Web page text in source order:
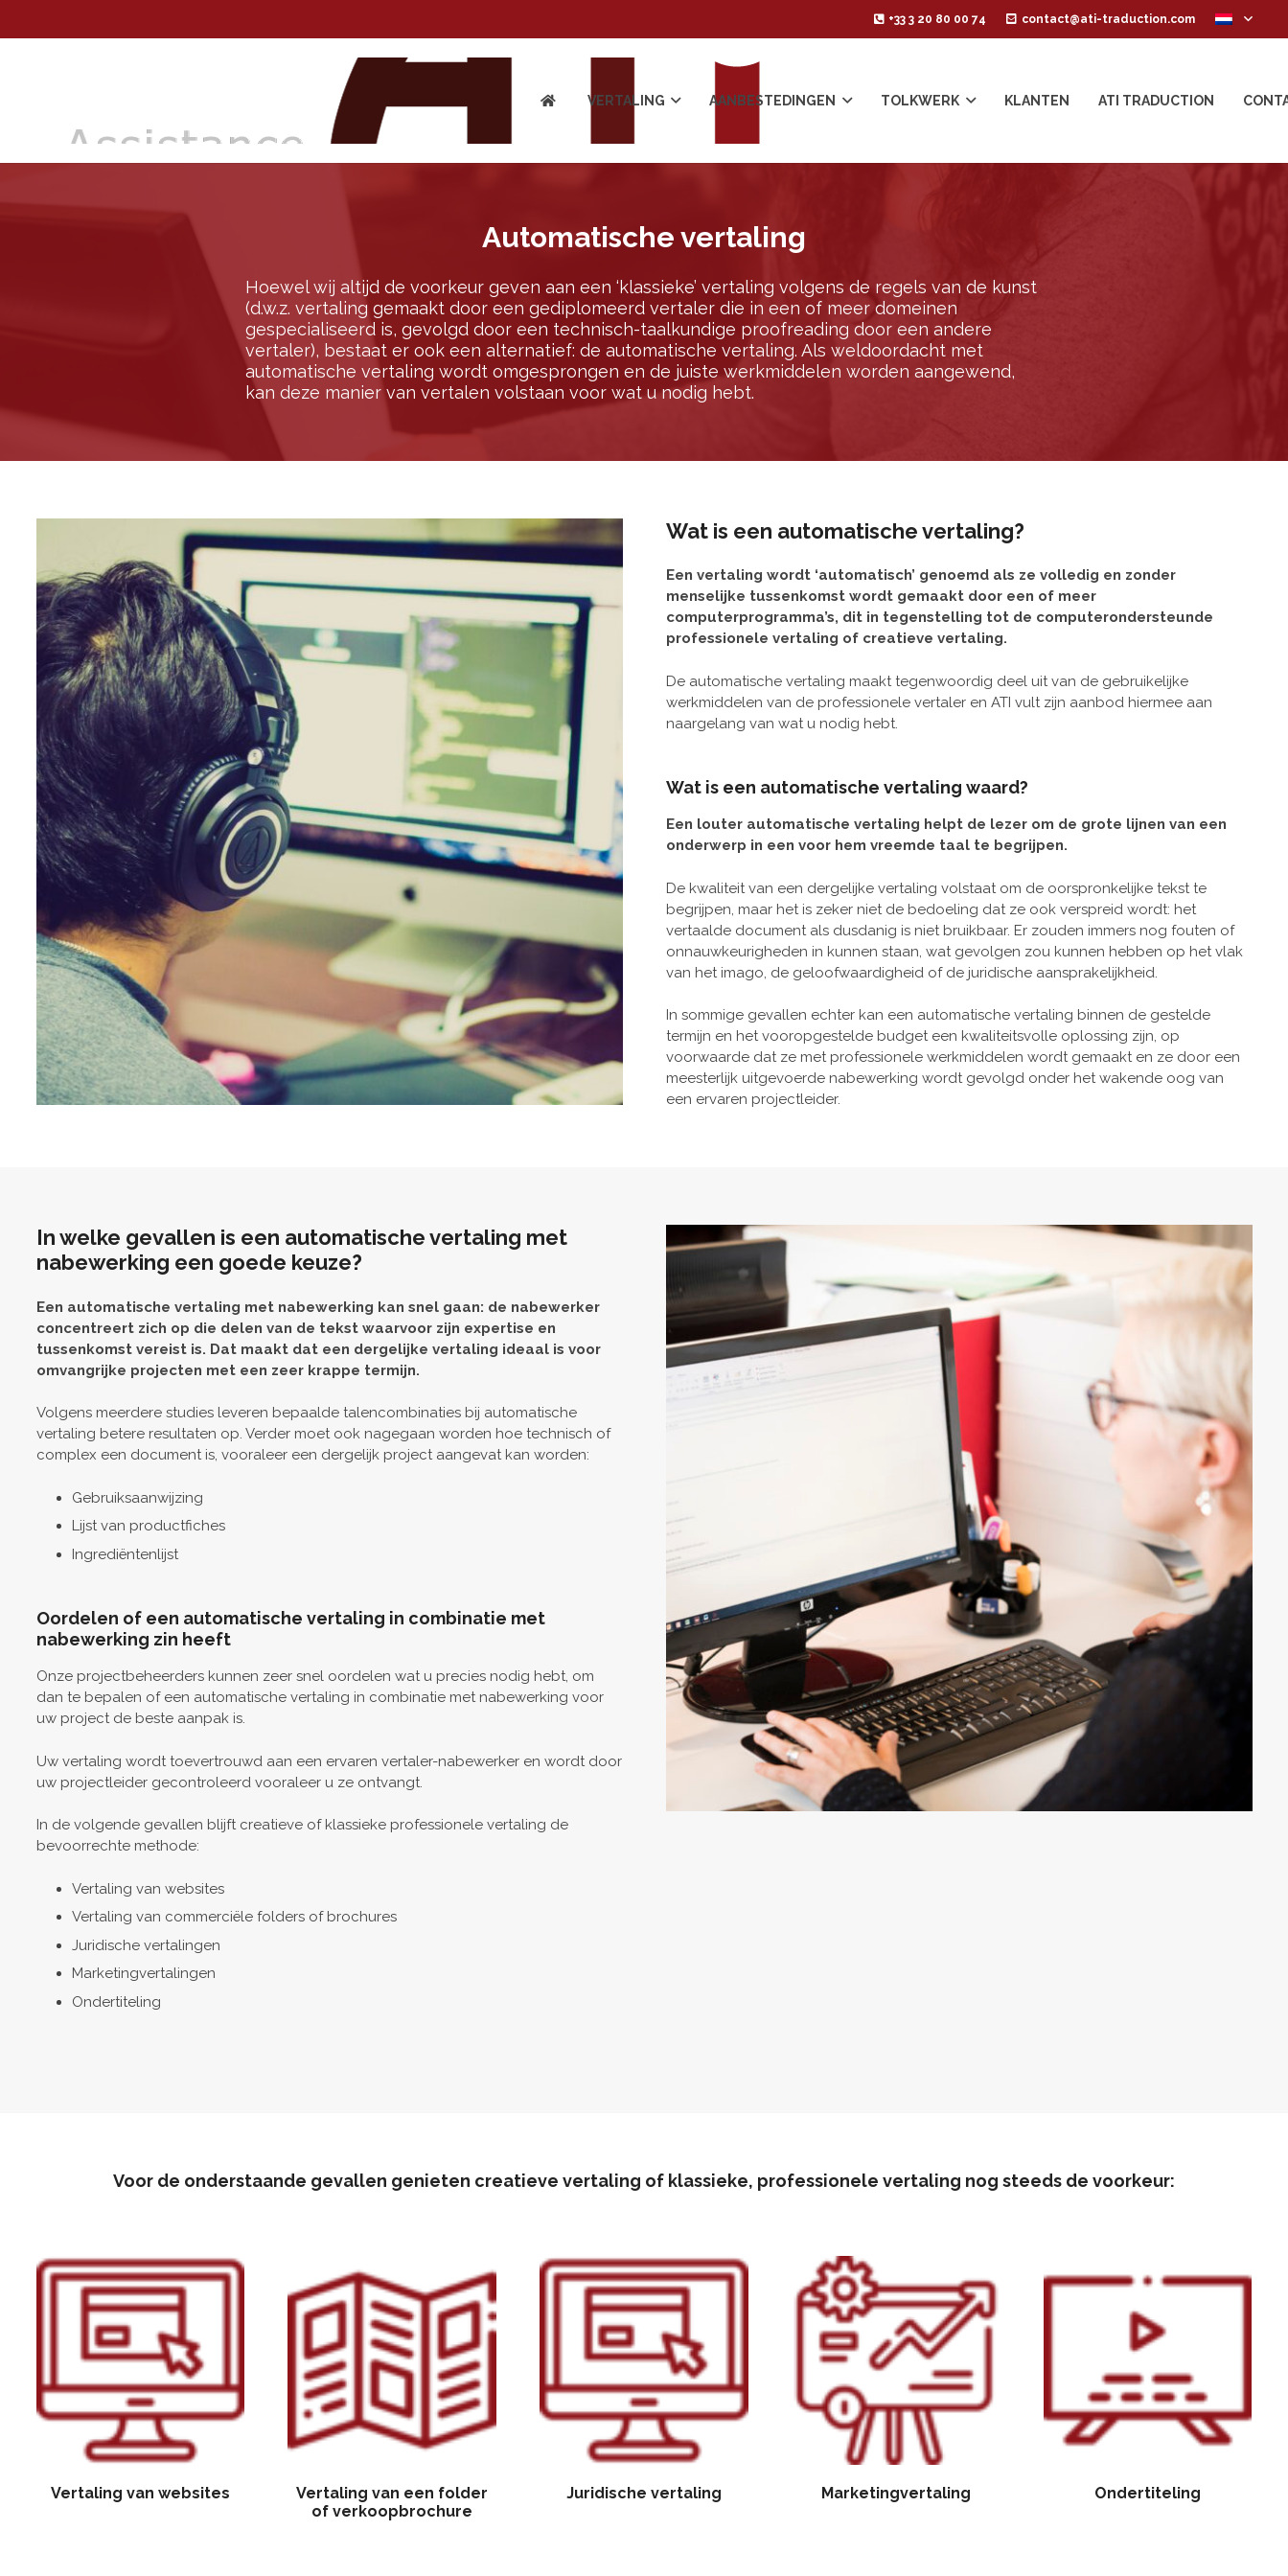
+33 3 20 80 00 74 contact@ati-traduction.com
VERTALING AANBESTEDINGEN TOLKWERK KLANTEN ATI TRADUCTION
Automatische vertaling
Hoewel wij altijd de voorkeur geven aan een ‘klassieke’ vertaling volgens de regels van de kunst
(d.w.z. vertaling gemaakt door een gediplomeerd vertaler die in een of meer domeinen
gespecialiseerd is, gevolgd door een technisch-taalkundige proofreading door een andere
vertaler), bestaat er ook een alternatief: de automatische vertaling. Als weldoordacht met
automatische vertaling wordt omgesprongen en de juiste werkmiddelen worden aangewend,
kan deze manier van vertalen volstaan voor wat u nodig hebt.
Wat is een automatische vertaling?
Een vertaling wordt ‘automatisch’ genoemd als ze volledig en zonder
menselijke tussenkomst wordt gemaakt door een of meer
computerprogramma’s, dit in tegenstelling tot de computerondersteunde
professionele vertaling of creatieve vertaling.
De automatische vertaling maakt tegenwoordig deel uit van de gebruikelijke
werkmiddelen van de professionele vertaler en ATI vult zijn aanbod hiermee aan
naargelang van wat u nodig hebt.
Wat is een automatische vertaling waard?
Een louter automatische vertaling helpt de lezer om de grote lijnen van een
onderwerp in een voor hem vreemde taal te begrijpen.
De kwaliteit van een dergelijke vertaling volstaat om de oorspronkelijke tekst te
begrijpen, maar het is zeker niet de bedoeling dat ze ook verspreid wordt: het
vertaalde document als dusdanig is niet bruikbaar. Er zouden immers nog fouten of
onnauwkeurigheden in kunnen staan, wat gevolgen zou kunnen hebben op het vlak
van het imago, de geloofwaardigheid of de juridische aansprakelijkheid.
In sommige gevallen echter kan een automatische vertaling binnen de gestelde
termijn en het vooropgestelde budget een kwaliteitsvolle oplossing zijn, op
voorwaarde dat ze met professionele werkmiddelen wordt gemaakt en ze door een
meesterlijk uitgevoerde nabewerking wordt gevolgd onder het wakende oog van
een ervaren projectleider.
In welke gevallen is een automatische vertaling met
nabewerking een goede keuze?
Een automatische vertaling met nabewerking kan snel gaan: de nabewerker
concentreert zich op die delen van de tekst waarvoor zijn expertise en
tussenkomst vereist is. Dat maakt dat een dergelijke vertaling ideaal is voor
omvangrijke projecten met een zeer krappe termijn.
Volgens meerdere studies leveren bepaalde talencombinaties bij automatische
vertaling betere resultaten op. Verder moet ook nagegaan worden hoe technisch of
complex een document is, vooraleer een dergelijk project aangevat kan worden:
Gebruiksaanwijzing
Lijst van productfiches
Ingrediëntenlijst
Oordelen of een automatische vertaling in combinatie met
nabewerking zin heeft
Onze projectbeheerders kunnen zeer snel oordelen wat u precies nodig hebt, om
dan te bepalen of een automatische vertaling in combinatie met nabewerking voor
uw project de beste aanpak is.
Uw vertaling wordt toevertrouwd aan een ervaren vertaler-nabewerker en wordt door
uw projectleider gecontroleerd vooraleer u ze ontvangt.
In de volgende gevallen blijft creatieve of klassieke professionele vertaling de
bevoorrechte methode:
Vertaling van websites
Vertaling van commerciële folders of brochures
Juridische vertalingen
Marketingvertalingen
Ondertiteling
Voor de onderstaande gevallen genieten creatieve vertaling of klassieke, professionele vertaling nog steeds de voorkeur:
Vertaling van websites
Vertaling van een folder
of verkoopbrochure
Juridische vertaling Marketingvertaling Ondertiteling